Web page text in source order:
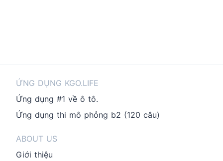
ỨNG DỤNG KGO.LIFE
Ứng dụng #1 về ô tô.
Ứng dụng thi mô phỏng b2 (120 câu)
ABOUT US
Giới thiệu